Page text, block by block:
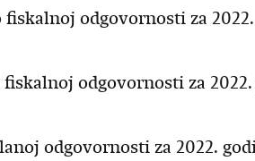
odgovornosti za 2022.
odgovornosti za
odgovornosti za 2022.